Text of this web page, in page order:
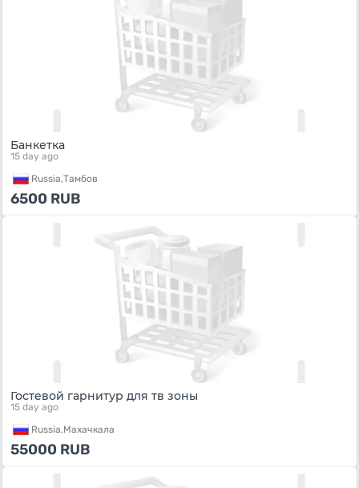
Банкетка
15 day ago
Russia,Тамбов
6500 RUB
Гостевой гарнитур для тв зоны
15 day ago
Russia,Махачкала
55000 RUB